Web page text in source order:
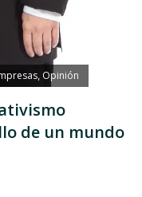
, Opinión
de un mundo